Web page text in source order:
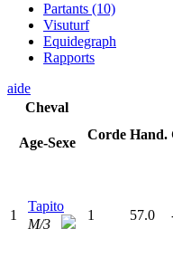
Partants (10)
Visuturf
Equidegraph
Rapports
aide
Cheval
Age-Sexe
Corde Hand.
1
Tapito
M/3
1 57.0